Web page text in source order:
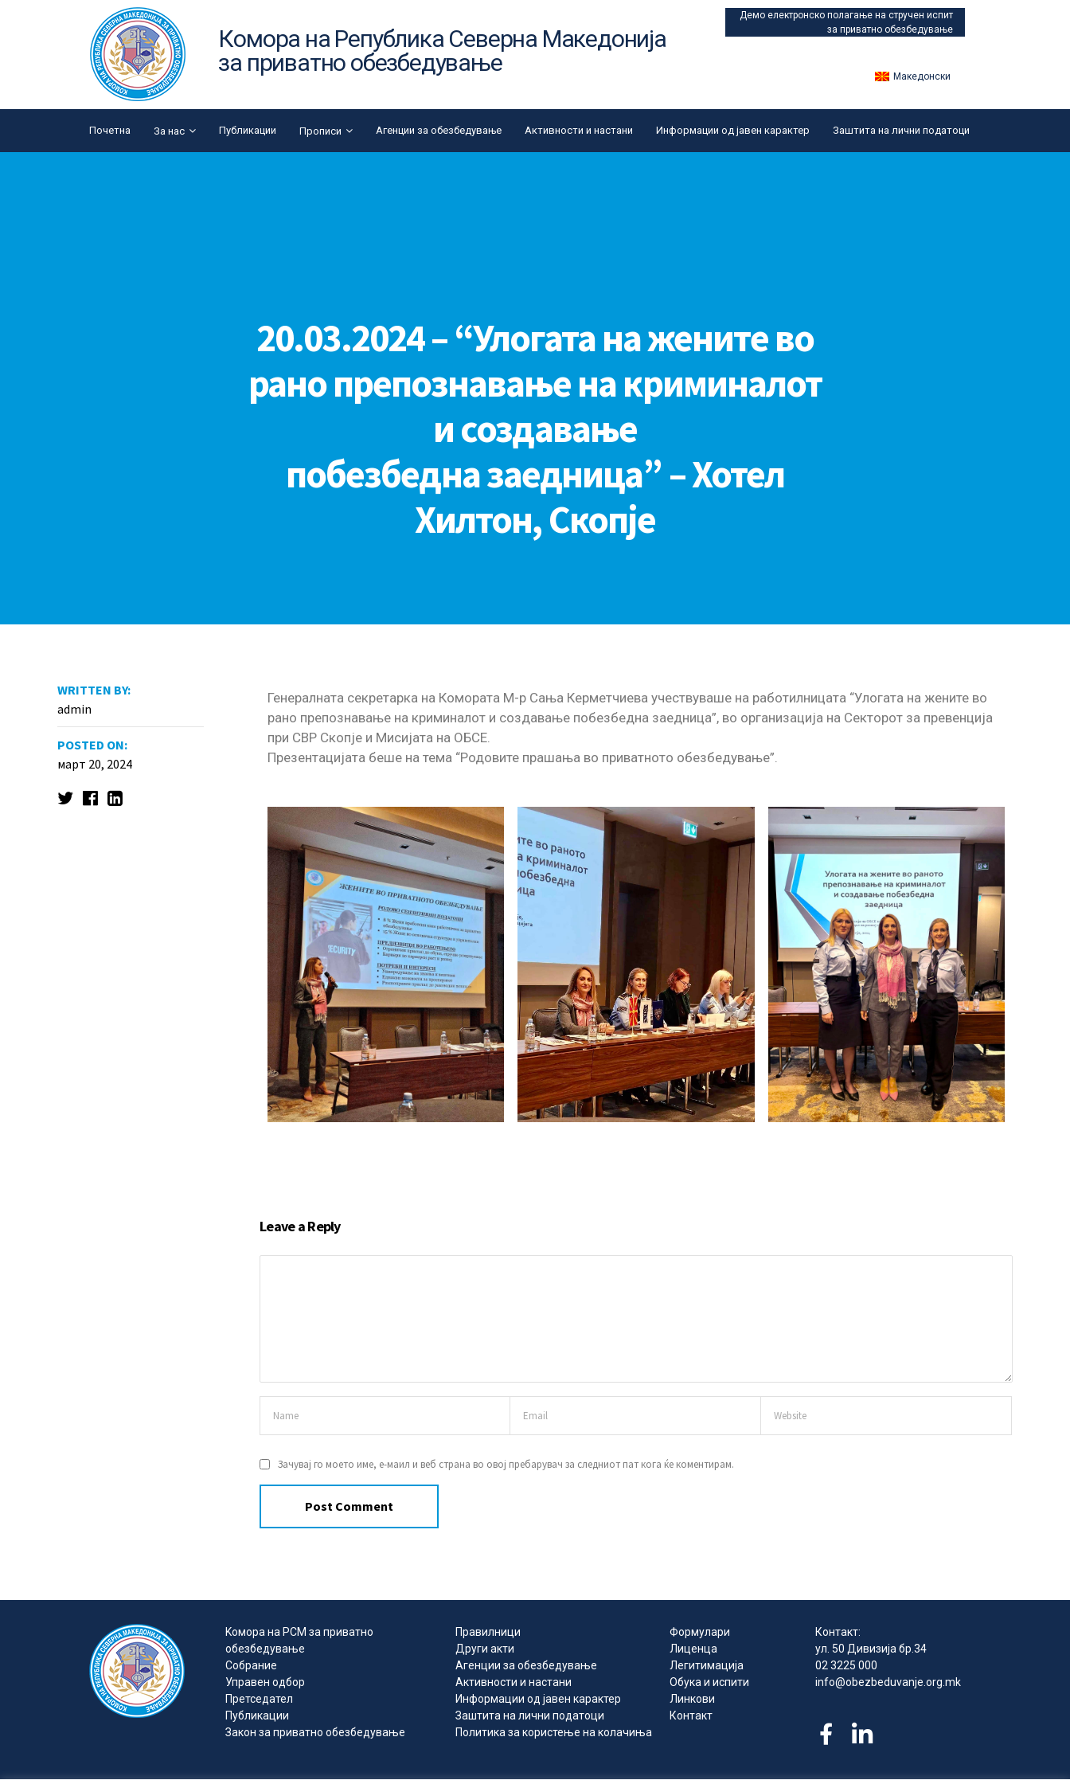
Комора на Република Северна Македонија
за приватно обезбедување
Демо електронско полагањена стручен испит
за приватно обезбедување
Македонски
Почетна За нас Публикации Прописи Агенции за обезбедување Активности и настани Информации од јавен карактер Заштита на лични податоци
20.03.2024 – “Улогата на жените во
рано препознавање на криминалот
и создавањe
побезбедна заедница” – Хотел
Хилтон, Скопје
Генералната секретарка на Комората М-р Сања Керметчиева учествуваше на работилницата “Улогата на жените во
рано препознавање на криминалот и создавањe побезбедна заедница”, во организација на Секторот за превенција
при СВР Скопје и Мисијата на ОБСЕ.
Презентацијата беше на тема “Родовите прашања во приватното обезбедување”.
Leave a Reply
Зачувај го моето име, е-маил и веб страна во овој пребарувач за следниот пат кога ќе коментирам.
WRITTEN BY:
admin
POSTED ON:
март 20, 2024
Kомора на РСМ за приватно
обезбедувањe
Собрание
Управен одбор
Претседател
Публикации
Закон за приватно обезбедување
Правилници
Други акти
Агенции за обезбедување
Активности и настани
Информации од јавен карактер
Заштита на лични податоци
Политика за користење на колачиња
Формулари
Лиценца
Легитимација
Обука и испити
Линкови
Контакт
Контакт:
ул. 50 Дивизија бр.34
02 3225 000
info@obezbeduvanje.org.mk